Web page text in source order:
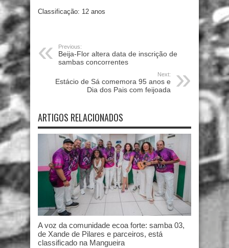
Classificação: 12 anos
Previous:
Beija-Flor altera data de inscrição de
sambas concorrentes
Next:
Estácio de Sá comemora 95 anos e
Dia dos Pais com feijoada
ARTIGOS RELACIONADOS
A voz da comunidade ecoa forte: samba 03,
de Xande de Pilares e parceiros, está
classificado na Mangueira